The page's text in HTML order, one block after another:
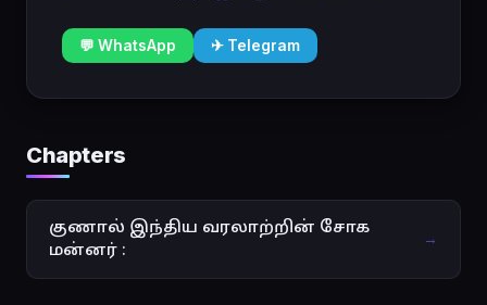
💬 WhatsApp ✈ Telegram
Chapters
குணால் இந்திய வரலாற்றின் சோக
மன்னர் :
→